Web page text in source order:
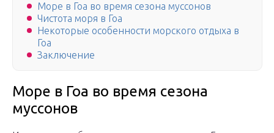
Море в Гоа во время сезона муссонов
Чистота моря в Гоа
Некоторые особенности морского отдыха в
Гоа
Заключение
Море в Гоа во время сезона
муссонов